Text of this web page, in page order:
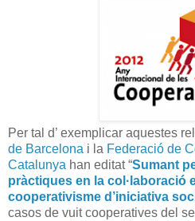
Per tal d’ exemplicar aquestes
de Barcelona i la Federació de
Catalunya han editat “Sumant
pràctiques en la col·laboració
cooperativisme d’iniciativa
casos de vuit cooperatives del